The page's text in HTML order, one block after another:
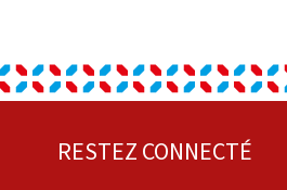
RESTEZ CONNECTÉ